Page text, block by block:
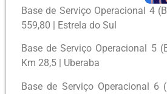
Base de Serviço Operacional 4
559,80 | Estrela do Sul
Base de Serviço Operacional 5
Km 28,5 | Uberaba
Base de Serviço Operacional 6